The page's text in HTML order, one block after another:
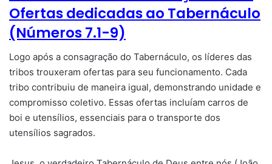
Ofertas dedicadas ao Tabernáculo
(Números 7.1-9)
Logo após a consagração do Tabernáculo, os líderes das
tribos trouxeram ofertas para seu funcionamento. Cada
tribo contribuiu de maneira igual, demonstrando unidade e
compromisso coletivo. Essas ofertas incluíam carros de
boi e utensílios, essenciais para o transporte dos
utensílios sagrados.